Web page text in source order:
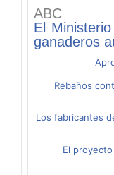
ABC
El
ganaderos
Rebaños
Los fabricantes
El